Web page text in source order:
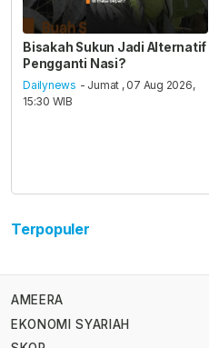
Bisakah Sukun Jadi Alternatif
Pengganti Nasi?
Dailynews - Jumat , 07 Aug 2026,
15:30 WIB
Terpopuler
AMEERA
EKONOMI SYARIAH